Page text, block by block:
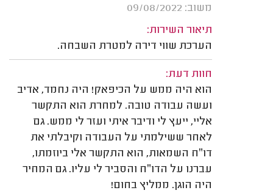
משוב: 09/08/2022
תיאור השירות:
הערכת שווי דירה למטרת השבחה.
חוות דעת:
הוא היה ממש על הכיפאק! היה נחמד, אדיב
ועשה עבודה טובה. למחרת הוא התקשר
אליי, ייעץ לי ודיבר איתי ועזר לי ממש. גם
לאחר ששילמתי על העבודה וקיבלתי את
דו״ח השמאות, הוא התקשר אלי ביוזמתו,
עברנו על הדו״ח והסביר לי עליו. גם המחיר
היה הוגן. ממליץ בחום!